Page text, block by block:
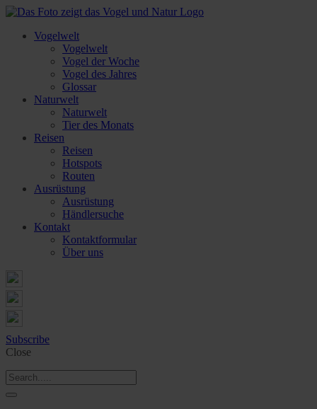
Vogelwelt
Vogelwelt
Vogel der Woche
Vogel des Jahres
Glossar
Naturwelt
Naturwelt
Tier des Monats
Reisen
Reisen
Hotspots
Routen
Ausrüstung
Ausrüstung
Händlersuche
Kontakt
Kontaktformular
Über uns
Subscribe
Close